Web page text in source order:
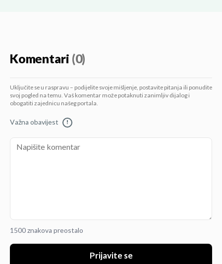
Komentari (0)
Uključite se u raspravu – podijelite svoje mišljenje, postavite pitanja ili ponudite
svoj pogled na temu. Vaš komentar može potaknuti zanimljiv dijalog i
obogatiti zajednicu našeg portala.
Važna obavijest !
1500 znakova preostalo
Prijavite se